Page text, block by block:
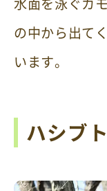
の中から出て
います。
ハシブ